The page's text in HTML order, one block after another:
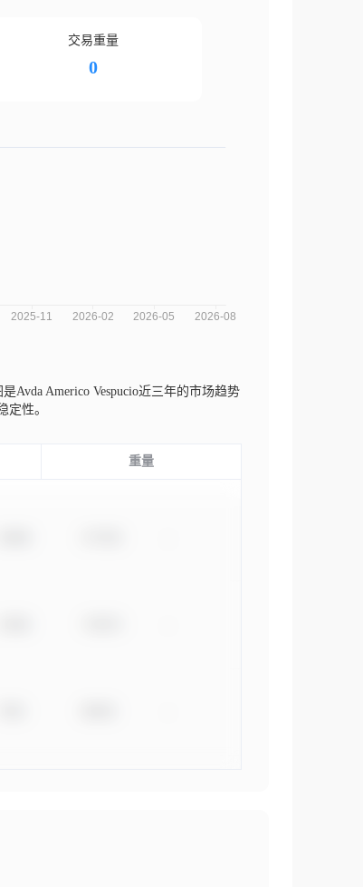
交易重量
0
是Avda Americo Vespucio近三年的市场趋势
性。
重量